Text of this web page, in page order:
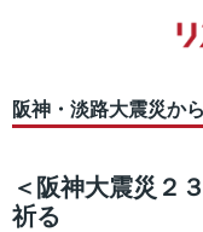
阪神・淡路大震災か
＜阪神大震災２
祈る